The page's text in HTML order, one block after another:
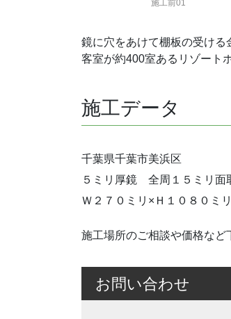
施工前01
鏡に穴をあけて棚板の受ける
客室が約400室あるリゾート
施工データ
千葉県千葉市美浜区
５ミリ厚鏡 全周１５ミリ
Ｗ２７０ミリ×Ｈ１０８０ミ
施工場所のご相談や価格など
お問い合わせ